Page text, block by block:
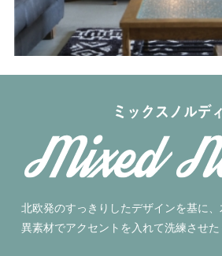
北欧発のすっきりしたデザインを基に
異素材でアクセントを入れて洗練させた